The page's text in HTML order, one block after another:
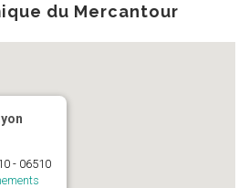
du Mercantour
- 06510